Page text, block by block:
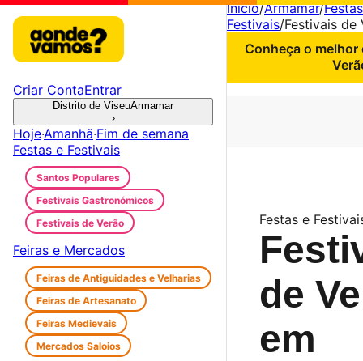
Início/Armamar/
Festivais/Festivais de
Conheça o melhor
Festas e
de
em
Criar ContaEntrar
Distrito de ViseuArmamar
›
Hoje·Amanhã·Fim de semana
Festas e Festivais
Santos Populares
Festivais Gastronómicos
Festivais de Verão
Feiras e Mercados
Feiras de Antiguidades e Velharias
Feiras de Artesanato
Feiras Medievais
Mercados Saloios